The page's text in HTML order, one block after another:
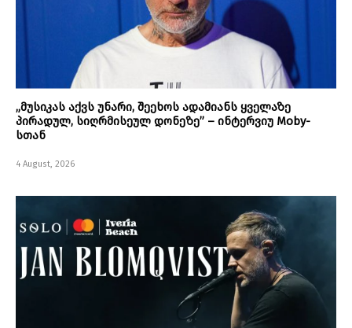
„მუსიკას აქვს უნარი, შეეხოს ადამიანს ყველაზე
პირადულ, სიღრმისეულ დონეზე” – ინტერვიუ Moby-
სთან
4 August, 2026